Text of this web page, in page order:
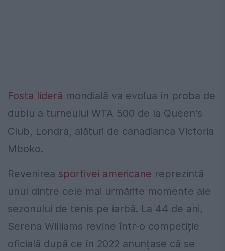
Fosta lideră mondială va evolua în proba de
dublu a turneului WTA 500 de la Queen's
Club, Londra, alături de canadianca Victoria
Mboko.
Revenirea sportivei americane reprezintă
unul dintre cele mai urmărite momente ale
sezonului de tenis pe iarbă. La 44 de ani,
Serena Williams revine într-o competiție
oficială după ce în 2022 anunțase că se